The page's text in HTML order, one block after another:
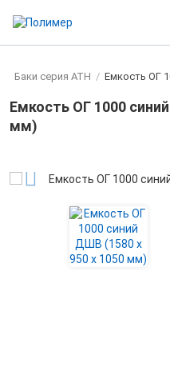
Баки серия ATH / Емкость ОГ
Емкость ОГ 1000
мм)